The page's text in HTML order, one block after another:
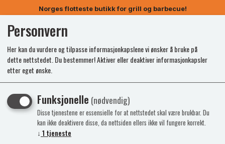
Norges flotteste butikk for grill og barbecue!
Personvern
Her kan du vurdere og tilpasse informasjonkapslene vi ønsker å bruke på
dette nettstedet. Du bestemmer! Aktiver eller deaktiver informasjonkapsler
etter eget ønske.
Funksjonelle (nødvendig)
Disse tjenestene er essensielle for at nettstedet skal være brukbar. Du
kan ikke deaktivere disse, da nettsiden ellers ikke vil fungere korrekt.
↓ 1 tjeneste